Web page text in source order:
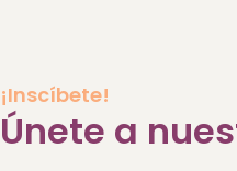
¡Inscíbete!
Únete a